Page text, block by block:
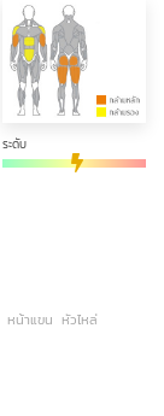
ระดับ
หน้าแขน หัวไหล่